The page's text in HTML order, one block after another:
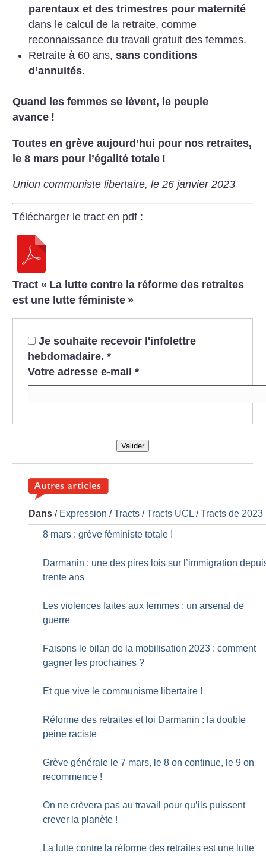
parentaux et des trimestres pour maternité
dans le calcul de la retraite, comme
reconnaissance du travail gratuit des femmes.
Retraite à 60 ans, sans conditions
d’annuités.
Quand les femmes se lèvent, le peuple
avance !
Toutes en grève aujourd’hui pour nos retraites,
le 8 mars pour l’égalité totale !
Union communiste libertaire, le 26 janvier 2023
Télécharger le tract en pdf :
Tract « La lutte contre la réforme des retraites
est une lutte féministe »
Je souhaite recevoir l'infolettre
hebdomadaire. *
Votre adresse e-mail *
Valider
Dans / Expression /Tracts /Tracts UCL /Tracts de 2023
8 mars : grève féministe totale !
Darmanin : une des pires lois sur l’immigration
trente ans
Les violences faites aux femmes : un arsenal de
guerre
Faisons le bilan de la mobilisation 2023 : comment
gagner les prochaines ?
Et que vive le communisme libertaire !
Réforme des retraites et loi Darmanin : la double
peine raciste
Grève générale le 7 mars, le 8 on continue, le 9 on
recommence !
On ne crèvera pas au travail pour qu’ils puissent
crever la planète !
La lutte contre la réforme des retraites est une lutte